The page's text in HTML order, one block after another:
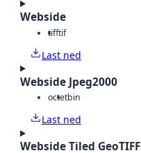
Webside
tifftif
Last ned
Webside Jpeg2000
octetbin
Last ned
Webside Tiled GeoTIFF